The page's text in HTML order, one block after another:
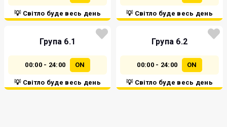
💡 Світло буде весь день 💡 Світло буде весь день
Група 6.1
00:00 - 24:00 ON
💡 Світло буде весь день
Група 6.2
00:00 - 24:00 ON
💡 Світло буде весь день